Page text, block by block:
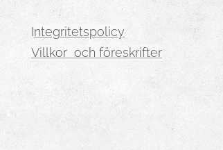
Integritetspolicy
Villkor och föreskrifter